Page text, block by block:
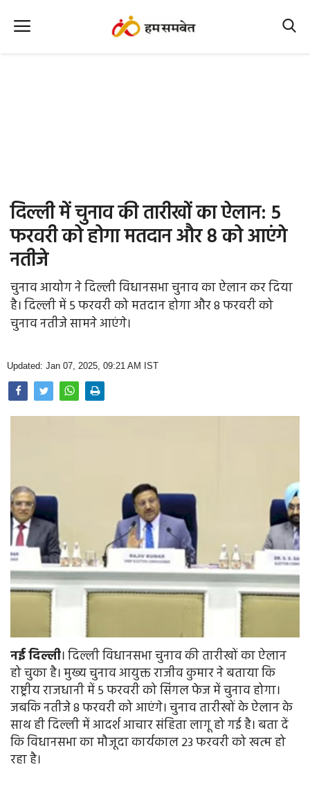
Office Office
Political Gossips
Farm & Food
Opinion
Photo Gallery
Home
दिल्ली में चुनाव की तारीखों का ऐलान: 5
फरवरी को होगा मतदान और 8 को आएंगे
नतीजे
चुनाव आयोग ने दिल्ली विधानसभा चुनाव का ऐलान कर दिया
है। दिल्ली में 5 फरवरी को मतदान होगा और 8 फरवरी को
चुनाव नतीजे सामने आएंगे।
Updated: Jan 07, 2025, 09:21 AM IST
नईदिल्ली। दिल्ली विधानसभा चुनाव की तारीखों का ऐलान
हो चुका है। मुख्य चुनाव आयुक्त राजीव कुमार ने बताया कि
राष्ट्रीय राजधानी में 5 फरवरी को सिंगल फेज में चुनाव होगा।
जबकि नतीजे 8 फरवरी को आएंगे। चुनाव तारीखों के ऐलान के
साथ ही दिल्ली में आदर्श आचार संहिता लागू हो गई है। बता दें
कि विधानसभा का मौजूदा कार्यकाल 23 फरवरी को खत्म हो
रहा है।